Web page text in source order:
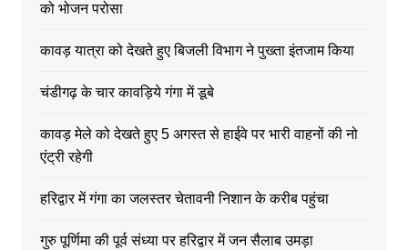
को भोजन परोसा
कावड़ यात्रा को देखते हुए बिजली विभाग ने पुख्ता इंतजाम किया
चंडीगढ़ के चार कावड़िये गंगा में डूबे
कावड़ मेले को देखते हुए 5 अगस्त से हाईवे पर भारी वाहनों की नो
एंट्री रहेगी
हरिद्वार में गंगा का जलस्तर चेतावनी निशान के करीब पहुंचा
गुरु पूर्णिमा की पूर्व संध्या पर हरिद्वार में जन सैलाब उमड़ा